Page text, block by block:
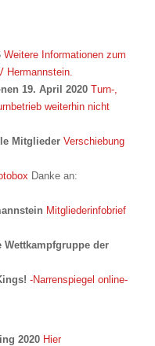
Weitere Informationen zum
Hermannstein.
19. April 2020 Turn-,
weiterhin nicht
Mitglieder Verschiebung
Danke an:
Mitgliederinfobrief
Wettkampfgruppe der
-Narrenspiegel online-
2020 Hier